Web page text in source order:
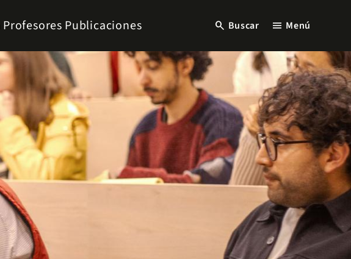
Profesores Publicaciones search Buscar menu Menú